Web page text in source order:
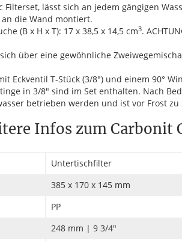
Filterset, lässt sich an jedem gängigen
die Wand montiert.
(B x H x T): 17 x 38,5 x 14,5 cm3.
über eine gewöhnliche
Eckventil T-Stück (3/8") und einem 90°
in 3/8" sind im Set enthalten. Nach
betrieben werden und ist vor Frost zu
Infos zum Carbonit
Untertischfilter
385 x 170 x 145 mm
PP
248 mm | 9 3/4"